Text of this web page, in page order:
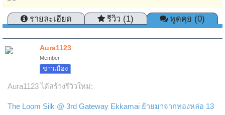
รายละเอียด รีวิว (1) พูดคุย (0)
Aura1123
Member
ชาวเมือง
Aura1123 ได้สร้างรีวิวใหม่:
The Loom Silk @ 3rd Gateway Ekkamai ย้ายมาจากทองหล่อ 13